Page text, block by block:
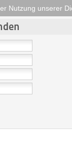
Nutzung unserer